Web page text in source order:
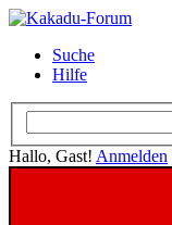
Suche
Hilfe
Hallo, Gast! Anmelden